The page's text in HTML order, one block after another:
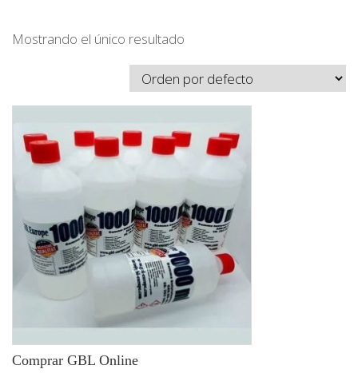
Mostrando el único resultado
Comprar GBL Online